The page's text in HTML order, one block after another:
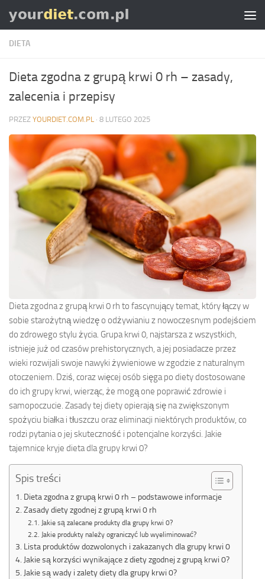
Skip to content
DIETA
Dieta zgodna z grupą krwi 0 rh – zasady,
zalecenia i przepisy
PRZEZ YOURDIET.COM.PL · 8 LUTEGO 2025
Dieta zgodna z grupą krwi 0 rh to fascynujący temat, który łączy w
sobie starożytną wiedzę o odżywianiu z nowoczesnym podejściem
do zdrowego stylu życia. Grupa krwi 0, najstarsza z wszystkich,
istnieje już od czasów prehistorycznych, a jej posiadacze przez
wieki rozwijali swoje nawyki żywieniowe w zgodzie z naturalnym
otoczeniem. Dziś, coraz więcej osób sięga po diety dostosowane
do ich grupy krwi, wierząc, że mogą one poprawić zdrowie i
samopoczucie. Zasady tej diety opierają się na zwiększonym
spożyciu białka i tłuszczu oraz eliminacji niektórych produktów, co
rodzi pytania o jej skuteczność i potencjalne korzyści. Jakie
tajemnice kryje dieta dla grupy krwi 0?
Spis treści
Dieta zgodna z grupą krwi 0 rh – podstawowe informacje
Zasady diety zgodnej z grupą krwi 0 rh
Jakie są zalecane produkty dla grupy krwi 0?
Jakie produkty należy ograniczyć lub wyeliminować?
Lista produktów dozwolonych i zakazanych dla grupy krwi 0
Jakie są korzyści wynikające z diety zgodnej z grupą krwi 0?
Jakie są wady i zalety diety dla grupy krwi 0?